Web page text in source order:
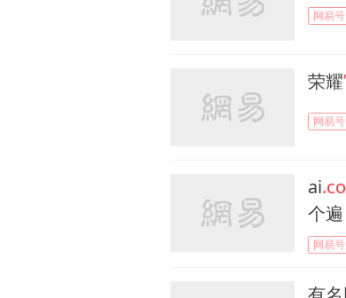
网易号
荣耀
网易号
ai
个遍
网易号